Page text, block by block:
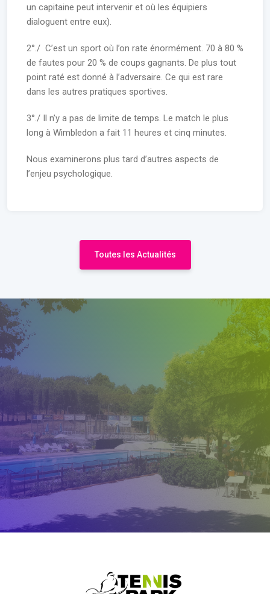
un capitaine peut intervenir et où les équipiers
dialoguent entre eux).
2°./ C’est un sport où l’on rate énormément. 70 à 80 %
de fautes pour 20 % de coups gagnants. De plus tout
point raté est donné à l’adversaire. Ce qui est rare
dans les autres pratiques sportives.
3°./ Il n’y a pas de limite de temps. Le match le plus
long à Wimbledon a fait 11 heures et cinq minutes.
Nous examinerons plus tard d’autres aspects de
l’enjeu psychologique.
Toutes les Actualités